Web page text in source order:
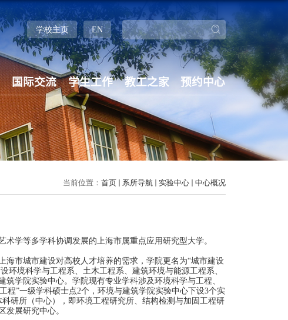
学校主页 EN
国际交流 学生工作 教工之家 预约中心
当前位置： 首页 系所导航 实验中心 中心概况
学等多学科协调发展的上海市属重点应用研究型大学。
海市城市建设对高校人才培养的需求，学院更名为“城市建设
环境科学与工程系、土木工程系、建筑环境与能源工程系、
学院实验中心。学院现有专业学科涉及环境科学与工程、
程”一级学科硕士点2个，环境与建筑学院实验中心下设3个实
科研所（中心），即环境工程研究所、结构检测与加固工程研
发展研究中心。